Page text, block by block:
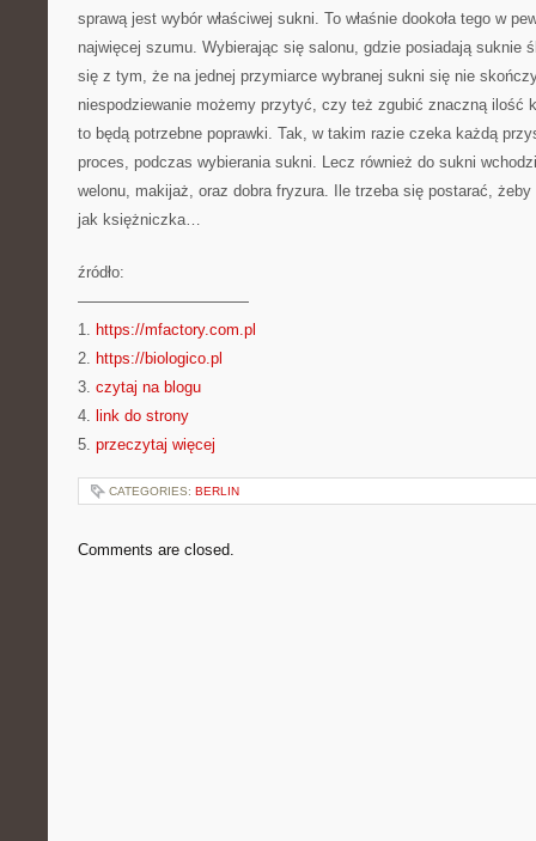
sprawą jest wybór właściwej sukni. To właśnie dookoła tego w
najwięcej szumu. Wybierając się salonu, gdzie posiadają suknie
się z tym, że na jednej przymiarce wybranej sukni się nie
niespodziewanie możemy przytyć, czy też zgubić znaczną ilość
to będą potrzebne poprawki. Tak, w takim razie czeka każdą
proces, podczas wybierania sukni. Lecz również do sukni
welonu, makijaż, oraz dobra fryzura. Ile trzeba się postarać,
jak księżniczka…
źródło:
———————————
1. https://mfactory.com.pl
2. https://biologico.pl
3. czytaj na blogu
4. link do strony
5. przeczytaj więcej
CATEGORIES: BERLIN
Comments are closed.